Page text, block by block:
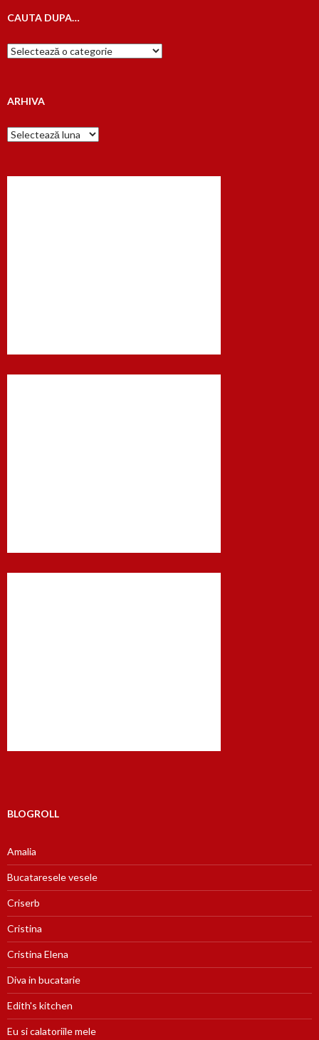
CAUTA DUPA…
Cauta
dupa…
ARHIVA
Arhiva
BLOGROLL
Amalia
Bucataresele vesele
Criserb
Cristina
Cristina Elena
Diva in bucatarie
Edith's kitchen
Eu si calatoriile mele